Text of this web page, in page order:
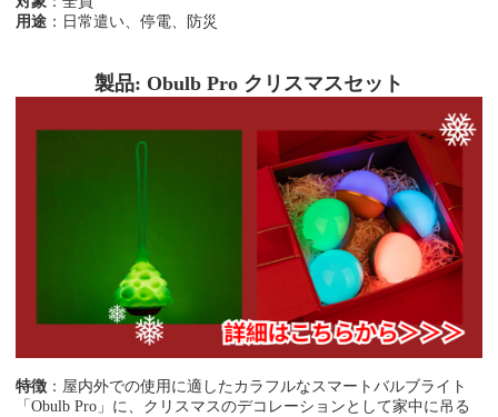
用途 ：日常遣い、停電、防災
製品: Obulb Pro クリスマスセット
特徴 ： 屋内外での使用に適したカラフルなスマートバルブライト
「Obulb Pro」に、クリスマスのデコレーションとして家中に吊る